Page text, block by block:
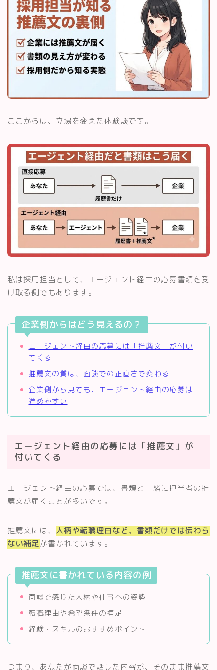
Follow Me
ここからは、立場を変えた体験談です。
私は採用担当として、エージェント経由の応募書類を受
け取る側でもあります。
企業側からはどう見えるの？
エージェント経由の応募には「推薦文」が付い
てくる
推薦文の質は、面談での正直さで変わる
企業側から見ても、エージェント経由の応募は
進めやすい
エージェント経由の応募には「推薦文」が
付いてくる
エージェント経由の応募では、書類と一緒に担当者の推
薦文が届くことが多いです。
推薦文には、 人柄や転職理由など、書類だけでは伝わら
ない補足が書かれています。
推薦文に書かれている内容の例
面談で感じた人柄や仕事への姿勢
転職理由や希望条件の補足
経験・スキルのおすすめポイント
つまり、あなたが面談で話した内容が、そのまま推薦文